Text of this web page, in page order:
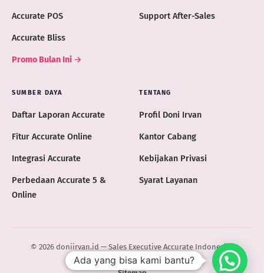
Accurate POS
Accurate Bliss
Promo Bulan Ini →
Support After-Sales
SUMBER DAYA
Daftar Laporan Accurate
Fitur Accurate Online
Integrasi Accurate
Perbedaan Accurate 5 &
Online
TENTANG
Profil Doni Irvan
Kantor Cabang
Kebijakan Privasi
Syarat Layanan
© 2026 doniirvan.id — Sales Executive Accurate Indonesia ·
ACCURATE.ID
Ada yang bisa kami bantu?